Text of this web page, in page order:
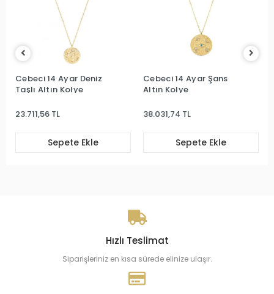
Cebeci 14 Ayar Deniz
Taşlı Altın Kolye
23.711,56 TL
Sepete Ekle
Cebeci 14 Ayar Şans
Altın Kolye
38.031,74 TL
Sepete Ekle
Hızlı Teslimat
Siparişleriniz en kısa sürede elinize ulaşır.